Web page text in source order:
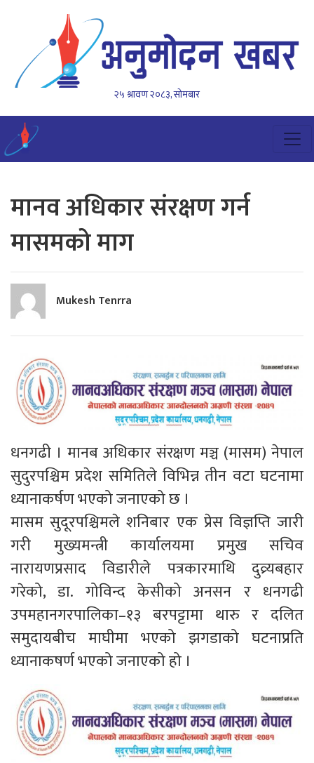
२५ श्रावण २०८३, सोमबार
मानव अधिकार संरक्षण गर्न
मासमको माग
Mukesh Tenrra
धनगढी । मानब अधिकार संरक्षण मञ्च (मासम) नेपाल
सुदुरपश्चिम प्रदेश समितिले विभिन्न तीन वटा घटनामा
ध्यानाकर्षण भएको जनाएको छ ।
मासम सुदूरपश्चिमले शनिबार एक प्रेस विज्ञप्ति जारी
गरी मुख्यमन्त्री कार्यालयमा प्रमुख सचिव
नारायणप्रसाद विडारीले पत्रकारमाथि दुव्र्यबहार
गरेको, डा. गोविन्द केसीको अनसन र धनगढी
उपमहानगरपालिका–१३ बरपट्टामा थारु र दलित
समुदायबीच माघीमा भएको झगडाको घटनाप्रति
ध्यानाकषर्ण भएको जनाएको हो ।